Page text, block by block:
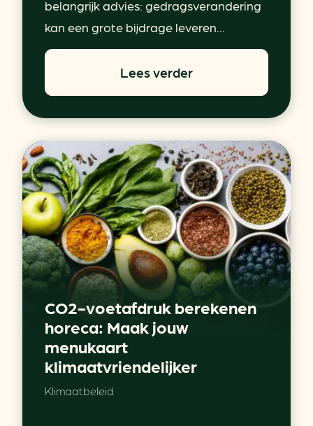
belangrijk advies: gedragsverandering
kan een grote bijdrage leveren...
Lees verder
CO2-voetafdruk berekenen
horeca: Maak jouw
menukaart
klimaatvriendelijker
Klimaatbeleid